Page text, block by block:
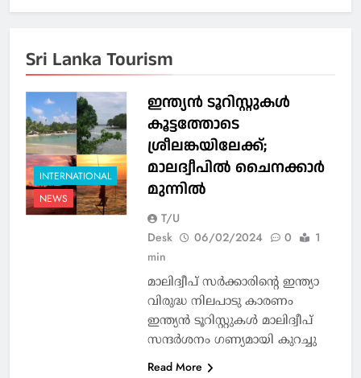
Sri Lanka Tourism
INTERNATIONAL
NEWS
ഇന്ത്യന്‍ ടൂറിസ്റ്റുകള്‍
കൂട്ടത്തോടെ
ശ്രീലങ്കയിലേക്ക്;
മാലദ്വീപില്‍ ചൈനക്കാര്‍
മുന്നില്‍
T/U
Desk
06/02/2024 0
1
min
മാലിദ്വീപ് സര്‍ക്കാരിന്റെ ഇന്ത്യാ
വിരുദ്ധ നിലപാടു കാരണം
ഇന്ത്യൻ ടൂറിസ്റ്റുകൾ മാലിദ്വീപ്
സന്ദർശനം ഗണ്യമായി കുറച്ചു
Read More